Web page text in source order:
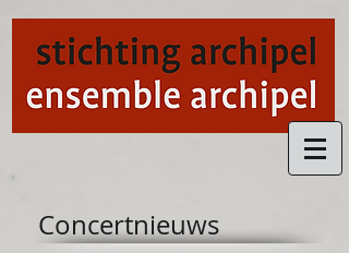
Concertnieuws